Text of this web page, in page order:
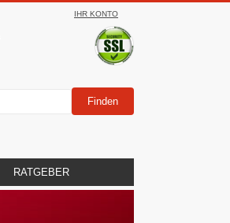
IHR KONTO
RATGEBER